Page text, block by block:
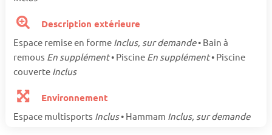
Description extérieure
Espace remise en forme Inclus, sur demande• Bain à
remous En supplément• Piscine En supplément• Piscine
couverte Inclus
Environnement
Espace multisports Inclus• Hammam Inclus, sur demande